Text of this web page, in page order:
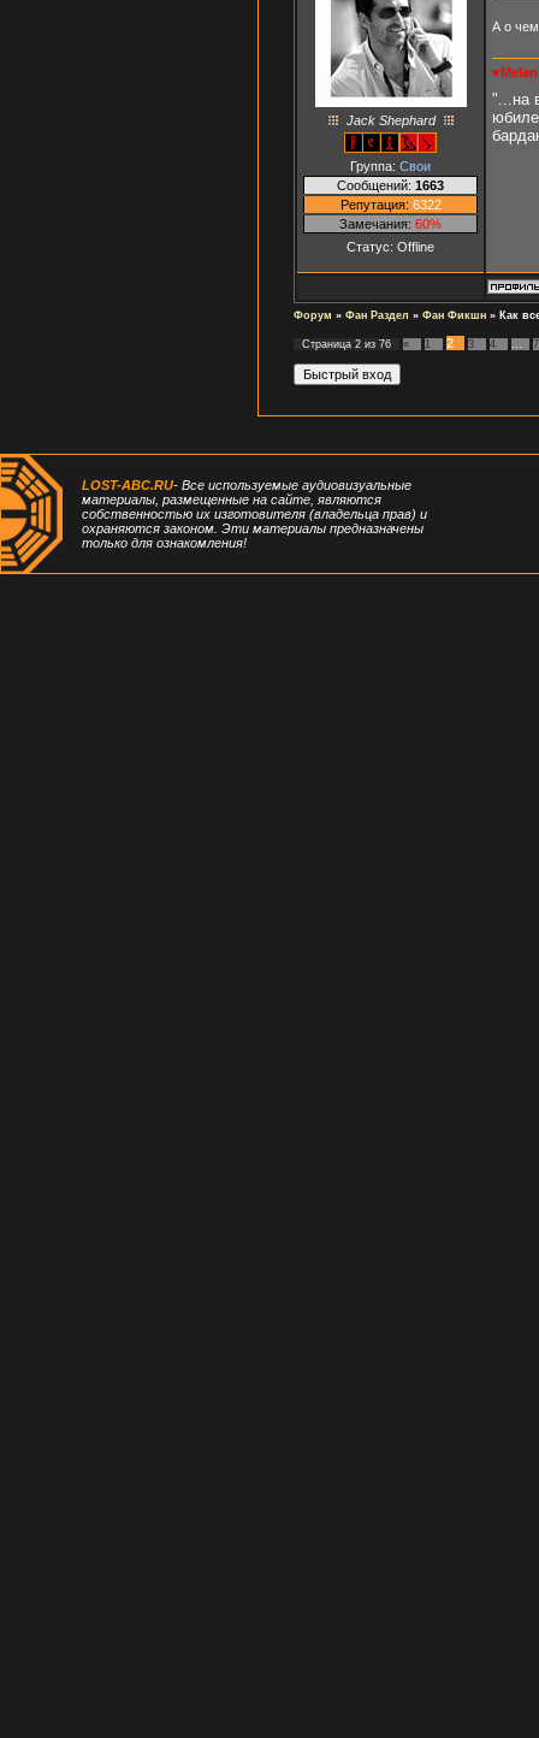
Jack Shephard
Группа: Свои
Сообщений: 1663
Репутация: 6322
Замечания: 60%
Статус: Offline
А о чем
"...на
Форум » Фан Раздел » Фан Фикшн » Как
Страница 2 из 76 « 1 2 3 4
LOST-ABC.RU- Все используемые аудиовизуальные
материалы, размещенные на сайте, являются
собственностью их изготовителя (владельца прав) и
охраняются законом. Эти материалы предназначены
только для ознакомления!